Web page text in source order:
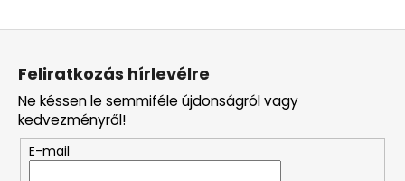
L
Feliratkozás hírlevélre
Ne késsen le semmiféle újdonságról vagy
kedvezményről!
E-mail